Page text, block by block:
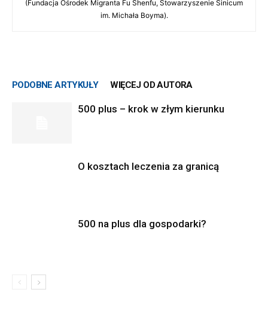
(Fundacja Ośrodek Migranta Fu Shenfu, Stowarzyszenie Sinicum
im. Michała Boyma).
PODOBNE ARTYKUŁY WIĘCEJ OD AUTORA
500 plus – krok w złym kierunku
O kosztach leczenia za granicą
500 na plus dla gospodarki?